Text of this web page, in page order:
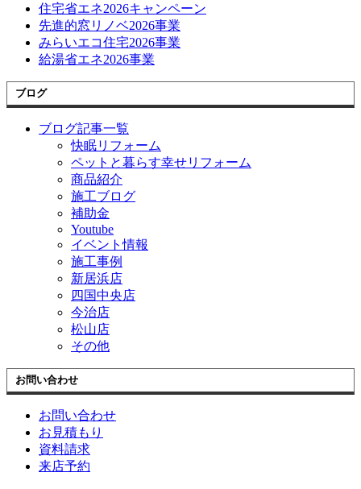
住宅省エネ2026キャンペーン
先進的窓リノベ2026事業
みらいエコ住宅2026事業
給湯省エネ2026事業
ブログ
ブログ記事一覧
快眠リフォーム
ペットと暮らす幸せリフォーム
商品紹介
施工ブログ
補助金
Youtube
イベント情報
施工事例
新居浜店
四国中央店
今治店
松山店
その他
お問い合わせ
お問い合わせ
お見積もり
資料請求
来店予約